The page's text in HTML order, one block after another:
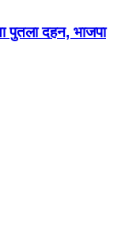
पुतला दहन, भाजपा